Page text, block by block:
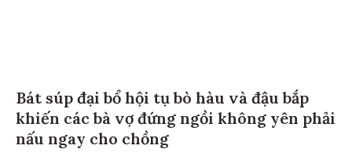
Bát súp đại bổ hội tụ bò hàu và đậu bắp
khiến các bà vợ đứng ngồi không yên phải
nấu ngay cho chồng